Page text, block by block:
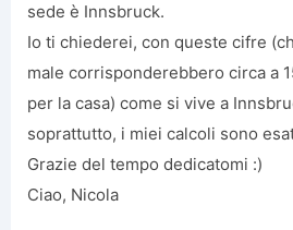
sede è Innsbruck.
Io ti chiederei, con queste cifre
male corrisponderebbero circa a
per la casa) come si vive a
soprattutto, i miei calcoli sono
Grazie del tempo dedicatomi :)
Ciao, Nicola